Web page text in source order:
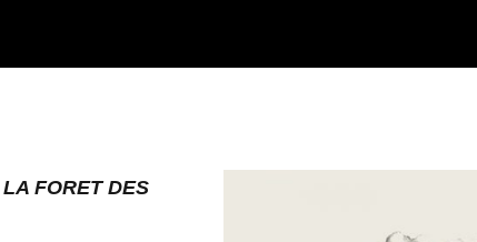
LA FORET DES